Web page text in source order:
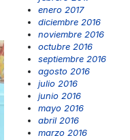
enero 2017
diciembre 2016
noviembre 2016
octubre 2016
septiembre 2016
agosto 2016
julio 2016
junio 2016
mayo 2016
abril 2016
marzo 2016